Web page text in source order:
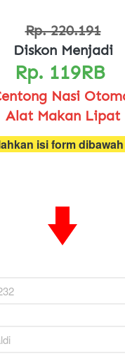
Rp. 220.191
Diskon Menjadi
Rp. 119RB
Nasi
Alat Makan Lipat
isi form